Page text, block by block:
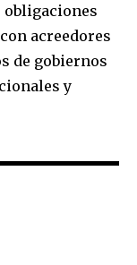
on our website
we respect
obligaciones
acreedores
de gobiernos
y